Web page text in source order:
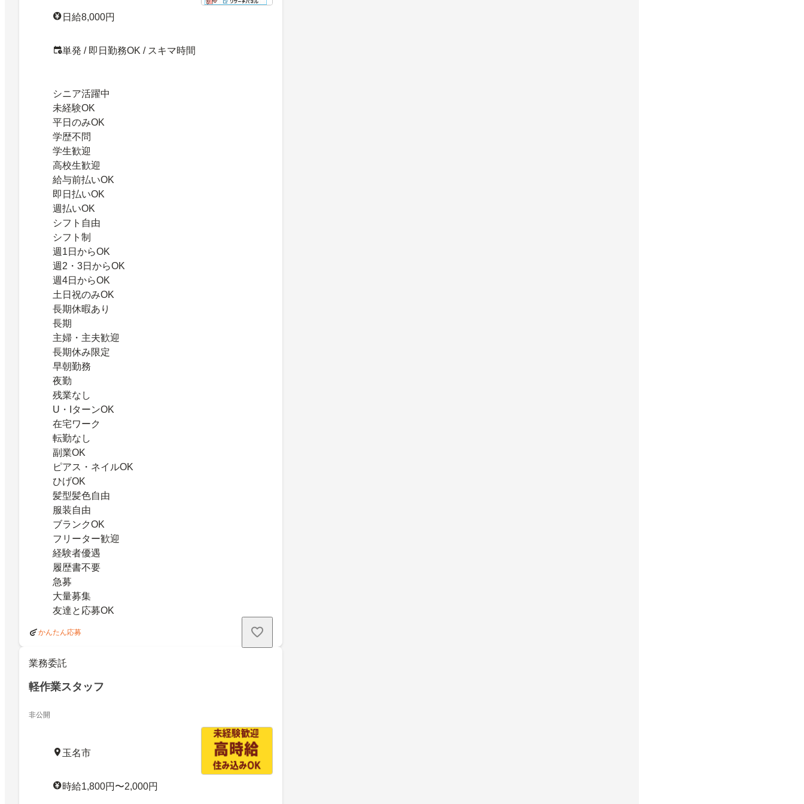
日給8,000円
単発 / 即日勤務OK / スキマ時間
シニア活躍中
未経験OK
平日のみOK
学歴不問
学生歓迎
高校生歓迎
給与前払いOK
即日払いOK
週払いOK
シフト自由
シフト制
週1日からOK
週2・3日からOK
週4日からOK
土日祝のみOK
長期休暇あり
長期
主婦・主夫歓迎
長期休み限定
早朝勤務
夜勤
残業なし
U・IターンOK
在宅ワーク
転勤なし
副業OK
ピアス・ネイルOK
ひげOK
髪型髪色自由
服装自由
ブランクOK
フリーター歓迎
経験者優遇
履歴書不要
急募
大量募集
友達と応募OK
かんたん応募
業務委託
軽作業スタッフ
非公開
玉名市
時給1,800円〜2,000円